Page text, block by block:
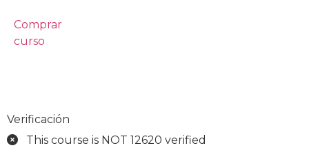
Comprar
curso
Verificación
This course is NOT 12620 verified